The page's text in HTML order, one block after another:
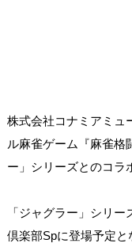
株式会社コナミアミュ
ル麻雀ゲーム『麻雀格
ー」シリーズとのコラ
「ジャグラー」シリ
倶楽部Spに登場予定と